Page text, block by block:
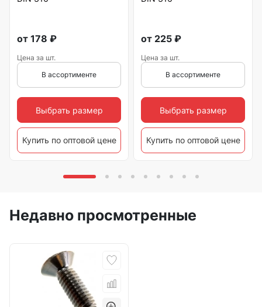
от 178 ₽
Цена за шт.
В ассортименте
Выбрать размер
Купить по оптовой цене
от 225 ₽
Цена за шт.
В ассортименте
Выбрать размер
Купить по оптовой цене
Недавно просмотренные